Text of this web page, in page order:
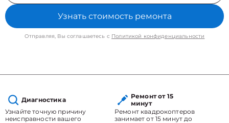
Узнать стоимость ремонта
Отправляя, Вы соглашаетесь с Политикой конфиденциальности
Диагностика
Узнайте точную причину
неисправности вашего
Ремонт от 15
минут
Ремонт квадрокоптеров
занимает от 15 минут до